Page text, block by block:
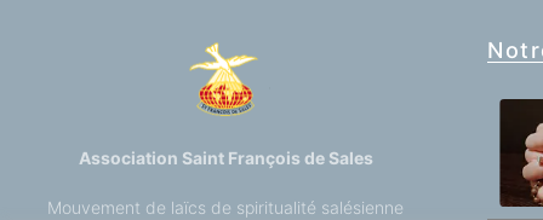
Association Saint François de Sales
Mouvement de laïcs de spiritualité salésienne